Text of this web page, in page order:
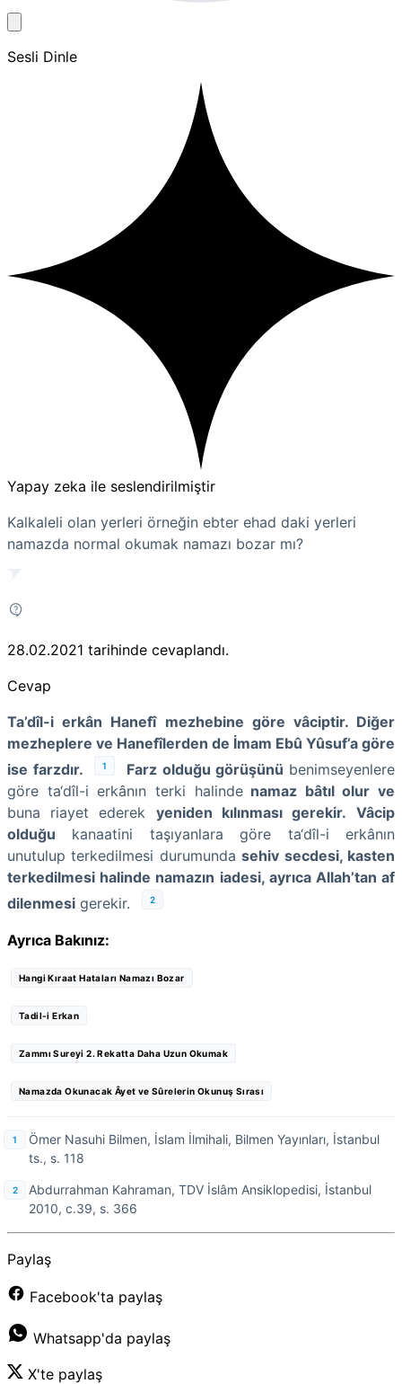
Sesli Dinle
Yapay zeka ile seslendirilmiştir
Kalkaleli olan yerleri örneğin ebter ehad daki yerleri
namazda normal okumak namazı bozar mı?
28.02.2021 tarihinde cevaplandı.
Cevap
Ta’dîl-i erkân Hanefî mezhebine göre vâciptir. Diğer
mezheplere ve Hanefîlerden de İmam Ebû Yûsuf’a göre
ise farzdır.
1 Farz olduğu görüşünü benimseyenlere
göre ta‘dîl-i erkânın terki halindenamaz bâtıl olur ve
buna riayet ederek yeniden kılınması gerekir.
Vâcip
olduğu kanaatini taşıyanlara göre ta‘dîl-i erkânın
unutulup terkedilmesi durumundasehiv secdesi, kasten
terkedilmesi halinde namazın iadesi, ayrıca Allah’tan af
dilenmesi gerekir. 2
Ayrıca Bakınız:
Hangi Kıraat Hataları Namazı Bozar
Tadil-i Erkan
Zammı Sureyi 2. Rekatta Daha Uzun Okumak
Namazda Okunacak Âyet ve Sûrelerin Okunuş Sırası
Ömer Nasuhi Bilmen, İslam İlmihali, Bilmen Yayınları, İstanbul
ts., s. 118
Abdurrahman Kahraman, TDV İslâm Ansiklopedisi, İstanbul
2010, c.39, s. 366
Paylaş
Facebook'ta paylaş
Whatsapp'da paylaş
X'te paylaş